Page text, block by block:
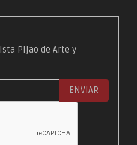
Pijao de Arte y
ENVIAR